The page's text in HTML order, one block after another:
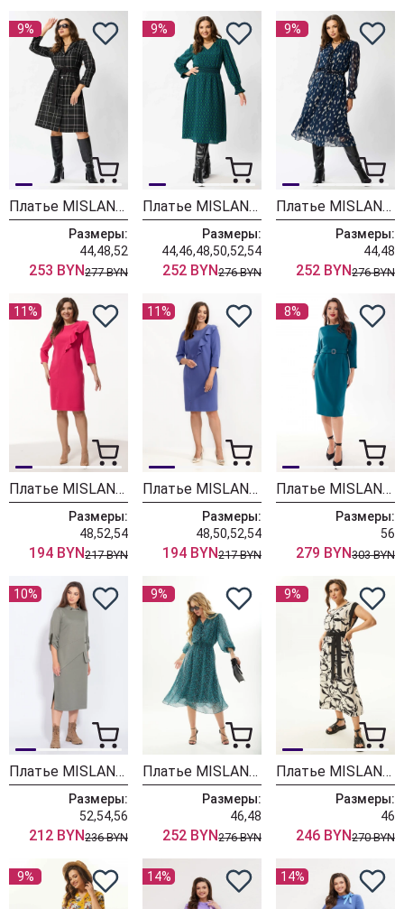
9%
Платье MISLANA WOMEN 1495 черная клетка
Размеры:
44,48,52
253 BYN277 BYN
9%
Платье MISLANA WOMEN 971 зелено/синий
Размеры:
44,46,48,50,52,54
252 BYN276 BYN
9%
Платье MISLANA WOMEN 970 синий
Размеры:
44,48
252 BYN276 BYN
11%
Платье MISLANA WOMEN А802 фуксия
Размеры:
48,52,54
194 BYN217 BYN
11%
Платье MISLANA WOMEN А802 синий
Размеры:
48,50,52,54
194 BYN217 BYN
8%
Платье MISLANA WOMEN A1009 бирюза
Размеры:
56
279 BYN303 BYN
10%
Платье MISLANA WOMEN А862 олива
Размеры:
52,54,56
212 BYN236 BYN
9%
Платье MISLANA WOMEN 970
Размеры:
46,48
252 BYN276 BYN
9%
Платье MISLANA WOMEN А954
Размеры:
46
246 BYN270 BYN
9% 14% 14%